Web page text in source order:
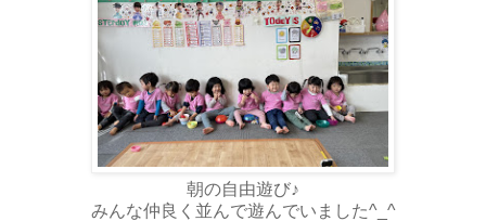
朝の自由遊び♪
みんな仲良く並んで遊んでいました^_^